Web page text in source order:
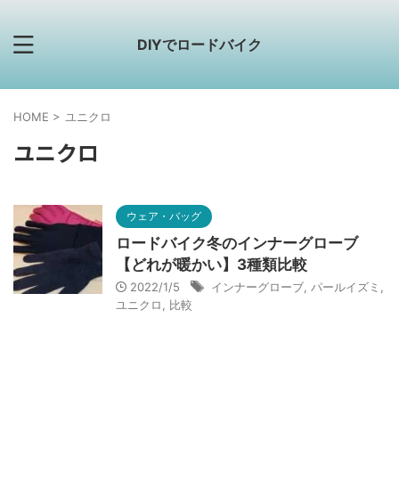
DIYでロードバイク
HOME > ユニクロ
ユニクロ
ウェア・バッグ
ロードバイク冬のインナーグローブ
【どれが暖かい】3種類比較
2022/1/5 インナーグローブ パールイズミ
ユニクロ
比較